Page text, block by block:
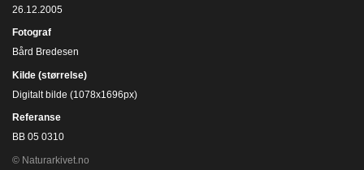
26.12.2005
Fotograf
Bård Bredesen
Kilde (størrelse)
Digitalt bilde (1078x1696px)
Referanse
BB 05 0310
© Naturarkivet.no